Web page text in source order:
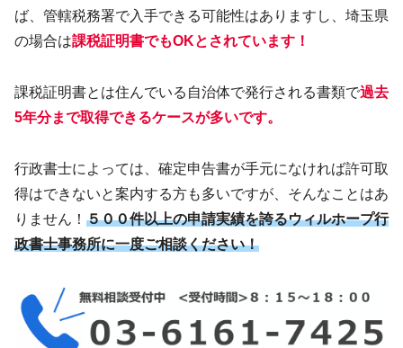
ば、管轄税務署で入手できる可能性はありますし、埼玉県
の場合は課税証明書でもOKとされています！
課税証明書とは住んでいる自治体で発行される書類で過去
5年分まで取得できるケースが多いです。
行政書士によっては、確定申告書が手元になければ許可取
得はできないと案内する方も多いですが、そんなことはあ
りません！ ５００件以上の申請実績を誇るウィルホープ行
政書士事務所に一度ご相談ください！